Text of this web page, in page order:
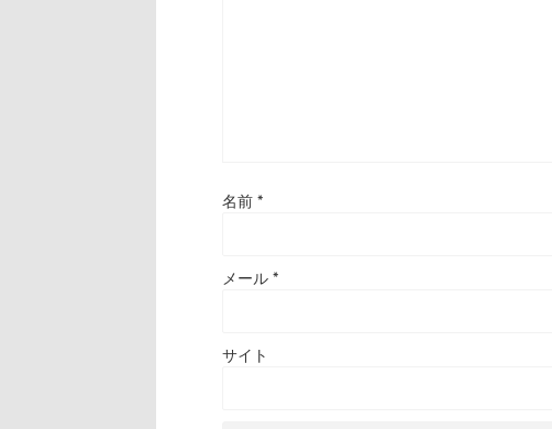
名前 *
メール *
サイト